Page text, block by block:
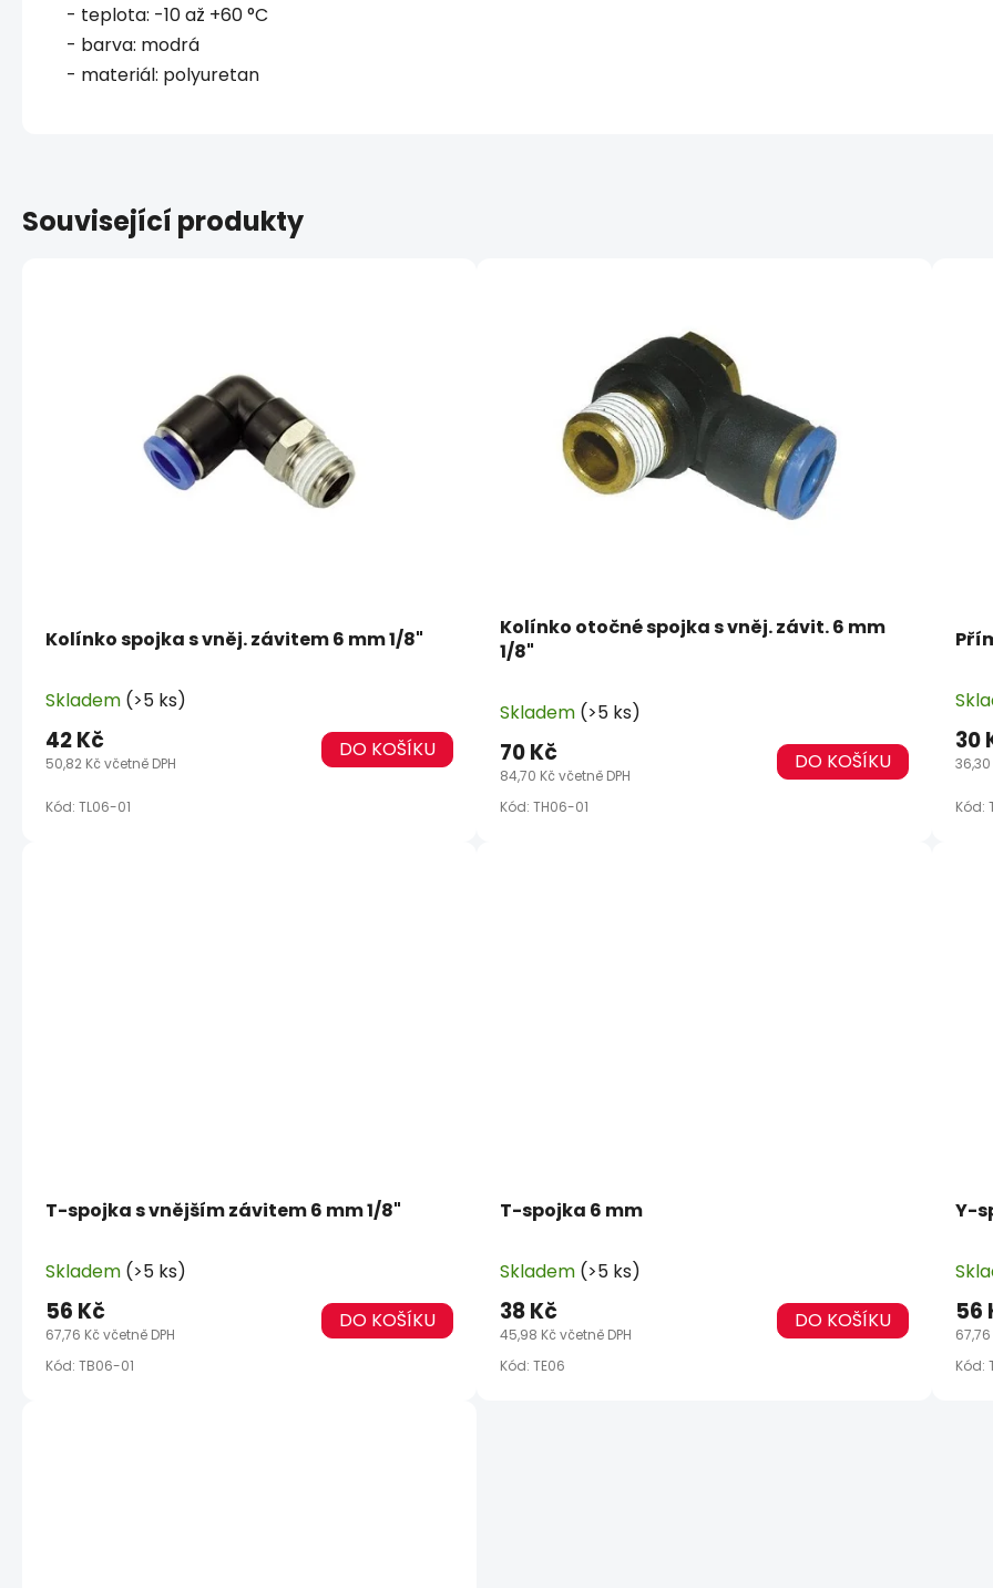
- teplota: -10 až +60 °C
- barva: modrá
- materiál: polyuretan
Související produkty
Kolínko spojka s vněj. závitem 6 mm 1/8"
Skladem (>5 ks)
50,82 Kč včetně DPH
42 Kč DO KOŠÍKU
Kód: TL06-01
Kolínko otočné spojka s vněj. závit. 6 mm
1/8"
Skladem (>5 ks)
84,70 Kč včetně DPH
70 Kč DO KOŠÍKU
Kód:TH06-01
36,30
30
Kód:
T-spojka s vnějším závitem 6 mm 1/8"
Skladem (>5 ks)
67,76 Kč včetně DPH
56 Kč DO KOŠÍKU
Kód: TB06-01
T-spojka 6 mm
Skladem (>5 ks)
45,98 Kč včetně DPH
38 Kč DO KOŠÍKU
Kód:TE06
Y-
56
Kód: